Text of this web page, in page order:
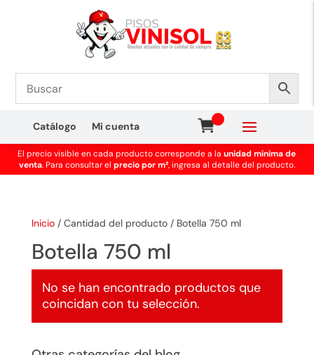
Catálogo Mi cuenta
El precio visible en cada producto corresponde a launidad mínima de
venta. Para consultar el precio por m², ingresa al detalle del producto.
Inicio/ Cantidad del producto/ Botella 750 ml
Botella 750 ml
No se han encontrado productos que
coincidan con tu selección.